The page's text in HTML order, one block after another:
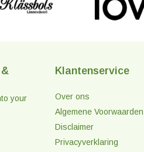
your
Klantenservice
Over ons
Algemene Voorwaarden
Disclaimer
Privacyverklaring